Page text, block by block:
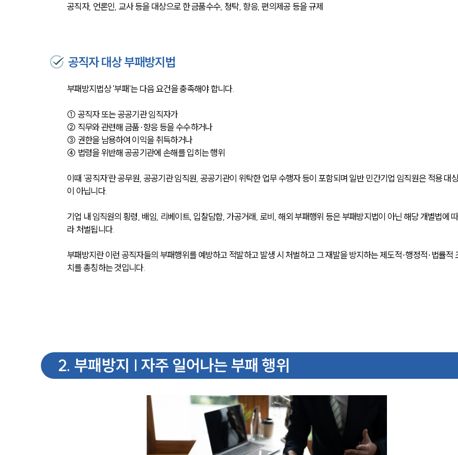
공직자, 언론인, 교사 등을 대상으로 한 금품수수, 청탁, 향응, 편의제공 등을 규제
공직자 대상 부패방지법
부패방지법상 '부패'는 다음 요건을 충족해야 합니다.
① 공직자 또는 공공기관 임직자가
② 직무와 관련해 금품·향응 등을 수수하거나
③ 권한을 남용하여 이익을 취득하거나
④ 법령을 위반해 공공기관에 손해를 입히는 행위
이때 '공직자'란 공무원, 공공기관 임직원, 공공기관이 위탁한 업무 수행자 등이 포함되며 일반 민간기업 임직원은 적용 대
이 아닙니다.
기업 내 임직원의 횡령, 배임, 리베이트, 입찰담합, 가공거래, 로비, 해외 부패행위 등은 부패방지법이 아닌 해당 개별법에 따
라 처벌됩니다.
부패방지란 이런 공직자들의 부패행위를 예방하고 적발하고 발생 시 처벌하고 그 재발을 방지하는 제도적·행정적·법률적
치를 총칭하는 것입니다.
2. 부패방지 | 자주 일어나는 부패 행위